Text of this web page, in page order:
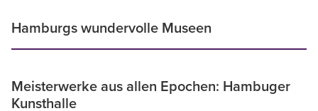
Hamburgs wundervolle Museen
Meisterwerke aus allen Epochen: Hambuger
Kunsthalle